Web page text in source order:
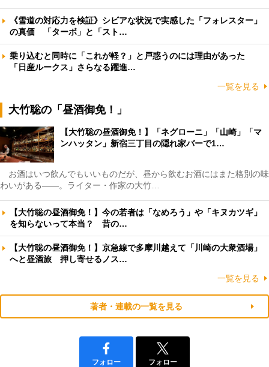
《雪道の対応力を検証》シビアな状況で実感した「フォレスター」
の真価 「ターボ」と「スト…
乗り込むと同時に「これが軽？」と戸惑うのには理由があった
「日産ルークス」さらなる躍進…
一覧を見る
大竹聡の「昼酒御免！」
【大竹聡の昼酒御免！】「ネグローニ」「山崎」「マ
ンハッタン」新宿三丁目の隠れ家バーで1…
お酒はいつ飲んでもいいものだが、昼から飲むお酒にはまた格別の味
わいがある――。ライター・作家の大竹…
【大竹聡の昼酒御免！】今の若者は「なめろう」や「キヌカツギ」
を知らないって本当？ 昔の…
【大竹聡の昼酒御免！】京急線で多摩川越えて「川崎の大衆酒場」
へと昼酒旅 押し寄せるノス…
一覧を見る
著者・連載の一覧を見る
フォロー フォロー